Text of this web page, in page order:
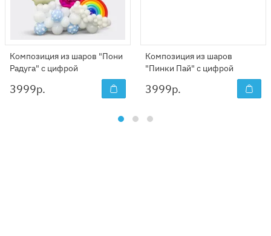
Композиция из шаров "Пони
Радуга" с цифрой
3999р.
Композиция из шаров
"Пинки Пай" с цифрой
3999р.